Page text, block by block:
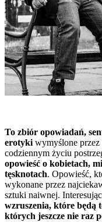
To zbiór opowiadań,
erotyki wymyślone
codziennym życiu
opowieść o kobietach,
tęsknotach. Opowieść,
wykonane przez
sztuki naiwnej.
wzruszenia, które będą
których jeszcze nie raz